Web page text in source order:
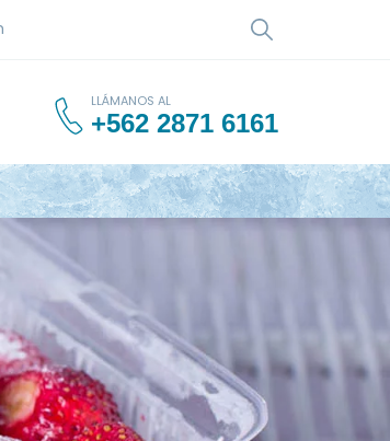
LLÁMANOS AL
+562 2871 6161